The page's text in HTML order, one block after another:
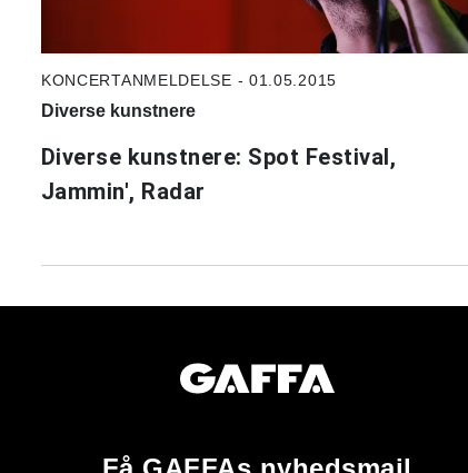
KONCERTANMELDELSE - 01.05.2015
Diverse kunstnere
Diverse kunstnere: Spot Festival,
Jammin', Radar